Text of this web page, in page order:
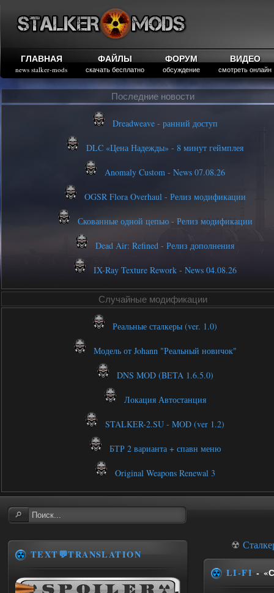
ГЛАВНАЯ
news stalker-mods
ФАЙЛЫ
скачать бесплатно
ФОРУМ
обсуждение
ВИДЕО
смотреть онлайн
Последние новости
Dreadweave - ранний доступ
DLC «Цена Надежды» - 8 минут геймплея
Anomaly Custom - News 07.08.26
OGSR Flora Overhaul - Релиз модификации
Скованные одной цепью - Релиз модификации
Dead Air: Refined - Релиз дополнения
IX-Ray Texture Rework - News 04.08.26
Случайные модификации
Реальные сталкеры (ver. 1.0)
Модель от Johann "Реальный новичок"
DNS MOD (BETA 1.6.5.0)
Локация Автостанция
STALKER-2.SU - MOD (ver 1.2)
БТР 2 варианта + спавн меню
Original Weapons Renewal 3
☢
LI-FI -
TEXT💬TRANSLATION